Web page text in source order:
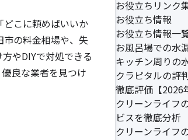
こに頼めばいいか
の料金相場や、失
やDIYで対処できる
良な業者を見つけ
お役立ちリンク
お役立ち情報
お役立ち情報一
お風呂場での水
キッチン周りの
クラピタルの評
徹底評価【2026
クリーンライフ
ビスを徹底分析
クリーンライフ